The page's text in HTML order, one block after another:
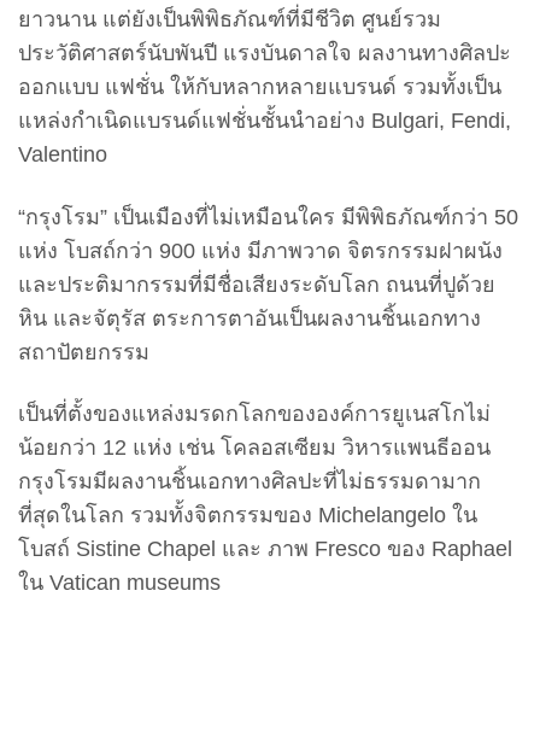
ยาวนาน แต่ยังเป็นพิพิธภัณฑ์ที่มีชีวิต ศูนย์รวม
ประวัติศาสตร์นับพันปี แรงบันดาลใจ ผลงานทางศิลปะ
ออกแบบ แฟชั่น ให้กับหลากหลายแบรนด์ รวมทั้งเป็น
แหล่งกำเนิดแบรนด์แฟชั่นชั้นนำอย่าง Bulgari, Fendi,
Valentino
“กรุงโรม” เป็นเมืองที่ไม่เหมือนใคร มีพิพิธภัณฑ์กว่า 50
แห่ง โบสถ์กว่า 900 แห่ง มีภาพวาด จิตรกรรมฝาผนัง
และประติมากรรมที่มีชื่อเสียงระดับโลก ถนนที่ปูด้วย
หิน และจัตุรัส ตระการตาอันเป็นผลงานชิ้นเอกทาง
สถาปัตยกรรม
เป็นที่ตั้งของแหล่งมรดกโลกขององค์การยูเนสโกไม่
น้อยกว่า 12 แห่ง เช่น โคลอสเซียม วิหารแพนธีออน
กรุงโรมมีผลงานชิ้นเอกทางศิลปะที่ไม่ธรรมดามาก
ที่สุดในโลก รวมทั้งจิตกรรมของ Michelangelo ใน
โบสถ์ Sistine Chapel และ ภาพ Fresco ของ Raphael
ใน Vatican museums